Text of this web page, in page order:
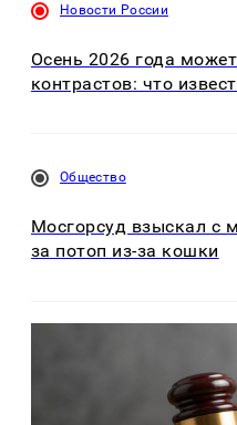
Новости России
Осень 2026 года
контрастов: что
Общество
Мосгорсуд взыскал с
за потоп из-за кошки